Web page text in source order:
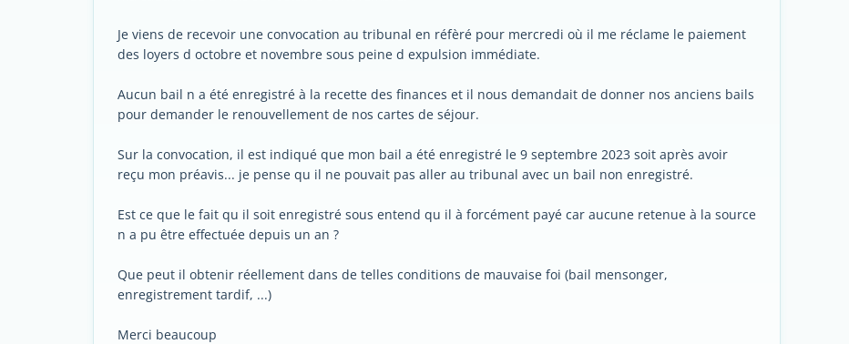
Je viens de recevoir une convocation au tribunal en réfèré pour mercredi où il me réclame le paiement
des loyers d octobre et novembre sous peine d expulsion immédiate.
Aucun bail n a été enregistré à la recette des finances et il nous demandait de donner nos anciens bails
pour demander le renouvellement de nos cartes de séjour.
Sur la convocation, il est indiqué que mon bail a été enregistré le 9 septembre 2023 soit après avoir
reçu mon préavis... je pense qu il ne pouvait pas aller au tribunal avec un bail non enregistré.
Est ce que le fait qu il soit enregistré sous entend qu il à forcément payé car aucune retenue à la source
n a pu être effectuée depuis un an ?
Que peut il obtenir réellement dans de telles conditions de mauvaise foi (bail mensonger,
enregistrement tardif, ...)
Merci beaucoup